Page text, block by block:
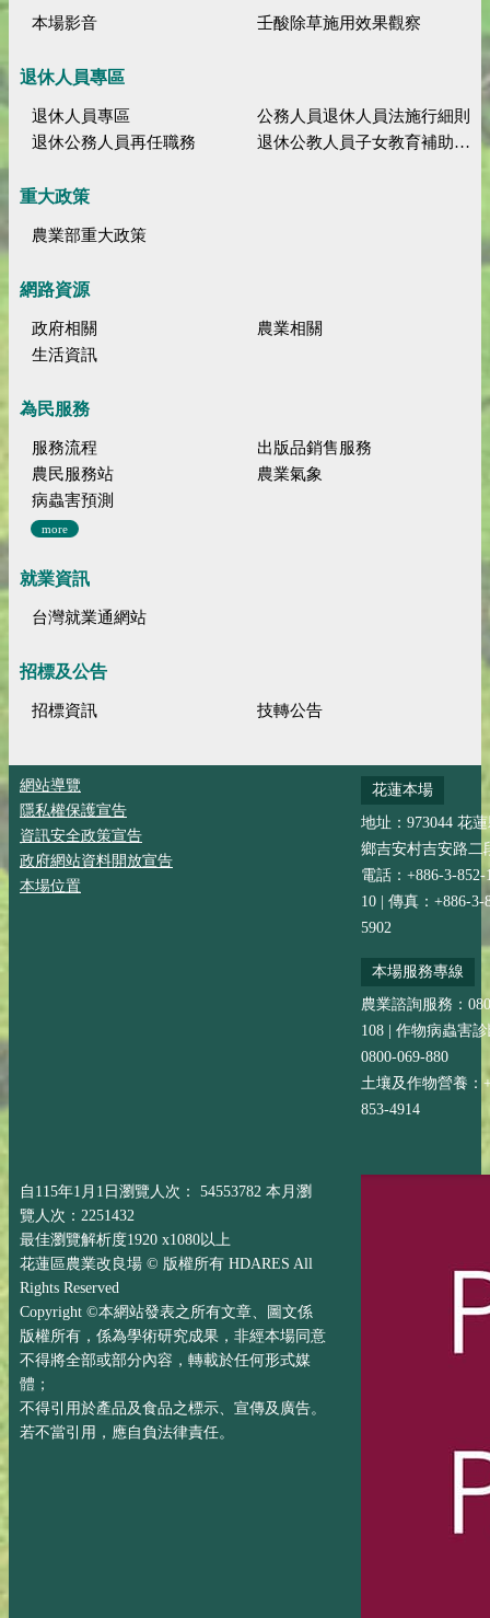
本場影音 壬酸除草施用效果觀察
退休人員專區
退休人員專區
公務人員退休人員法施行細則
退休公務人員再任職務
退休公教人員子女教育補助規定
重大政策
農業部重大政策
網路資源
政府相關
農業相關
生活資訊
為民服務
服務流程
出版品銷售服務
農民服務站
農業氣象
病蟲害預測
more
就業資訊
台灣就業通網站
招標及公告
招標資訊 技轉公告
網站導覽
隱私權保護宣告
資訊安全政策宣告
政府網站資料開放宣告
本場位置
花蓮本場
地址：973044 花
鄉吉安村吉安路二
電話：+886-3-852-
10 | 傳真：+886-3-
5902
本場服務專線
農業諮詢服務：
108 | 作物病蟲害
0800-069-880
土壤及作物營養：
853-4914
自115年1月1日瀏覽人次： 54553782 本月瀏
覽人次：2251432
最佳瀏覽解析度1920 x1080以上
花蓮區農業改良場 © 版權所有 HDARES All
Rights Reserved
Copyright ©本網站發表之所有文章、圖文係
版權所有，係為學術研究成果，非經本場同意
不得將全部或部分內容，轉載於任何形式媒
體；
不得引用於產品及食品之標示、宣傳及廣告。
若不當引用，應自負法律責任。